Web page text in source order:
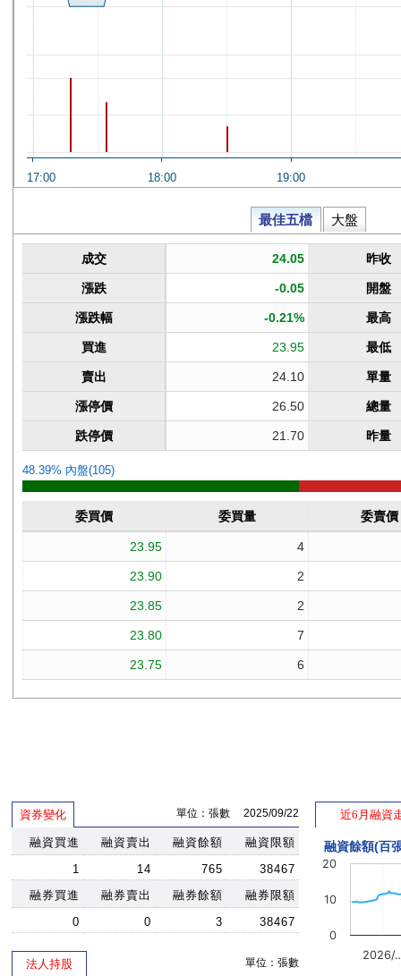
資券變化 單位：張數 2025/09/22
融資買進 融資賣出 融資餘額
融資限額
1
14 765
38467
融券買進
融券賣出 融券餘額
融券限額
0
0 3 38467
法人持股 單位：張數
近6月融資
融資餘額(百
2026/
0
10
20